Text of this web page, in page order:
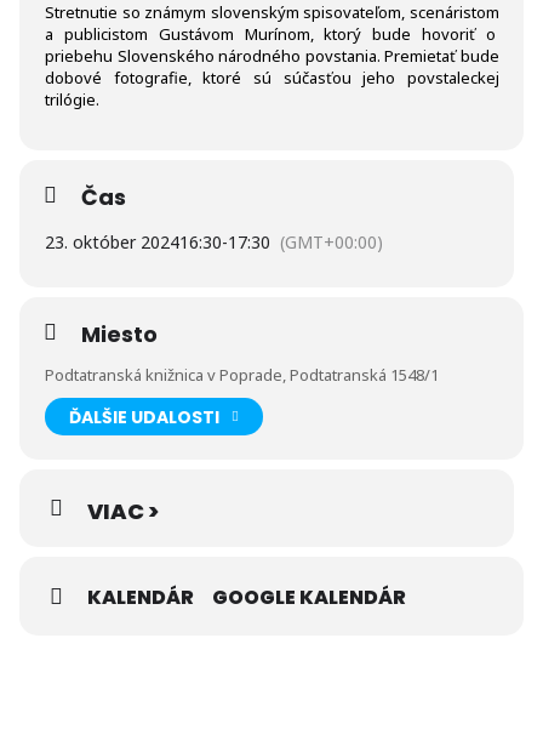
Stretnutie so známym slovenským spisovateľom, scenáristom
a publicistom Gustávom Murínom, ktorý bude hovoriť o
priebehu Slovenského národného povstania. Premietať bude
dobové fotografie, ktoré sú súčasťou jeho povstaleckej
trilógie.
Čas
23. október 202416:30-17:30 (GMT+00:00)
Miesto
Podtatranská knižnica v Poprade, Podtatranská 1548/1
ĎALŠIE UDALOSTI
VIAC >
KALENDÁR GOOGLE KALENDÁR